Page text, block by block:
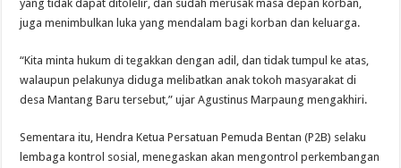
yang tidak dapat ditolelir, dan sudah merusak masa depan korban,
juga menimbulkan luka yang mendalam bagi korban dan keluarga.
“Kita minta hukum di tegakkan dengan adil, dan tidak tumpul ke atas,
walaupun pelakunya diduga melibatkan anak tokoh masyarakat di
desa Mantang Baru tersebut,” ujar Agustinus Marpaung mengakhiri.
Sementara itu, Hendra Ketua Persatuan Pemuda Bentan (P2B) selaku
lembaga kontrol sosial, menegaskan akan mengontrol perkembangan